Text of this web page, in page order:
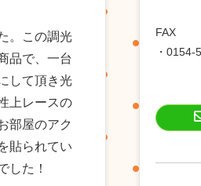
。この調光
品で、一台
して頂き光
上レースの
部屋のアク
貼られてい
した！
FAX
・0154-